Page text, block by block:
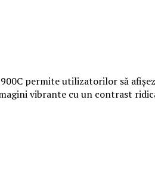
permite utilizatorilor să
vibrante cu un contrast